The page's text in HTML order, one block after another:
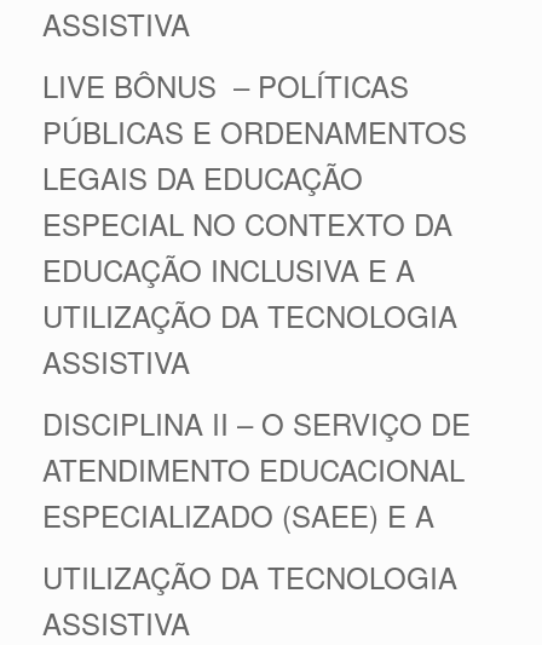
ASSISTIVA
LIVE BÔNUS – POLÍTICAS
PÚBLICAS E ORDENAMENTOS
LEGAIS DA EDUCAÇÃO
ESPECIAL NO CONTEXTO DA
EDUCAÇÃO INCLUSIVA E A
UTILIZAÇÃO DA TECNOLOGIA
ASSISTIVA
DISCIPLINA II – O SERVIÇO DE
ATENDIMENTO EDUCACIONAL
ESPECIALIZADO (SAEE) E A
UTILIZAÇÃO DA TECNOLOGIA
ASSISTIVA